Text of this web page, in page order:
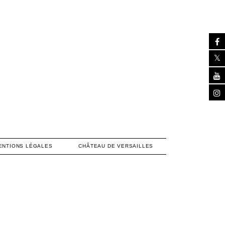
LÉGALES CHÂTEAU DE VERSAILLES